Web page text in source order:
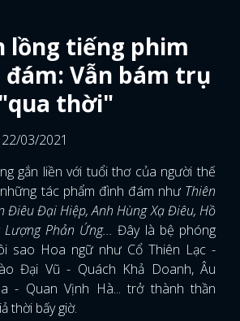
lồng tiếng phim
đám: Vẫn bám trụ
thời"
03/2021
gắn liền với tuổi thơ của người thế
tác phẩm đình đám như Thiên
Điêu Đại Hiệp, Anh Hùng Xạ Điêu, Hồ
Lượng Phản Ứng...Đây là bệ phóng
sao Hoa ngữ như Cổ Thiên Lạc -
Đại Vũ - Quách Khả Doanh, Âu
- Quan Vịnh Hà... trở thành thần
thời bấy giờ.